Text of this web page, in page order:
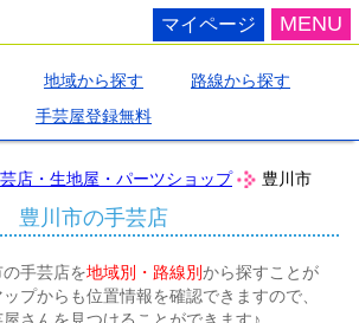
MENU
マイページ
地域から探す
路線から探す
手芸屋登録無料
店・生地屋・パーツショップ 豊川市
豊川市の手芸店
の手芸店を地域別・路線別から探すことが
プからも位置情報を確認できますので、